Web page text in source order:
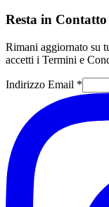
Resta in Contatto
Rimani aggiornato su
accetti i Termini e
Indirizzo Email *